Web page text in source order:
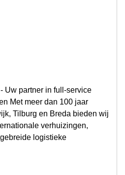
Uw partner in full-service
Met meer dan 100 jaar
Tilburg en Breda bieden wij
verhuizingen,
logistieke